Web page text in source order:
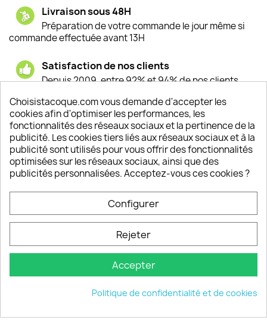
Livraison sous 48H
Préparation de votre commande le jour même si
commande effectuée avant 13H
Satisfaction de nos clients
Depuis 2009, entre 92% et 94% de nos clients
Un SAV à votre écoute
Notre SAV est disponible 6/7J de 10h à 18H
INFORMATIONS 
VOTRE COMPTE 
INFORMATIONS keyboard_arrow_down
© 2026 - choisistacoque.com
Choisistacoque.com vous demande d'accepter les
cookies afin d'optimiser les performances, les
fonctionnalités des réseaux sociaux et la pertinence de la
publicité. Les cookies tiers liés aux réseaux sociaux et à la
publicité sont utilisés pour vous offrir des fonctionnalités
optimisées sur les réseaux sociaux, ainsi que des
publicités personnalisées. Acceptez-vous ces cookies ?
Configurer
Rejeter
Accepter
Politique de confidentialité et de cookies